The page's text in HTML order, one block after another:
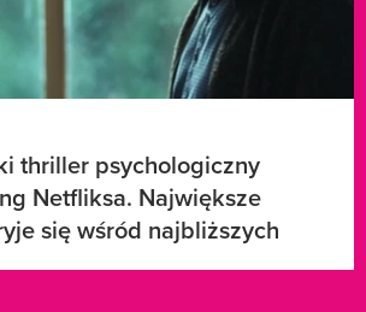
thriller psychologiczny
Netfliksa. Największe
się wśród najbliższych